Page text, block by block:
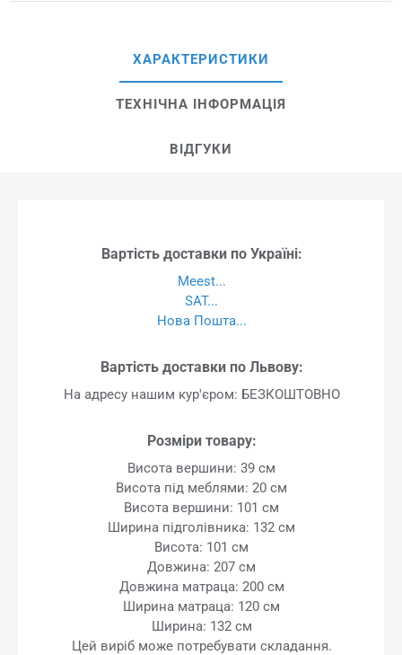
ХАРАКТЕРИСТИКИ
ТЕХНІЧНА ІНФОРМАЦІЯ
ВІДГУКИ
Вартість доставки по Україні:
Meest...
SAT...
Нова Пошта...
Вартість доставки по Львову:
На адресу нашим кур'єром: БЕЗКОШТОВНО
Розміри товару:
Висота вершини: 39 см
Висота під меблями: 20 см
Висота вершини: 101 см
Ширина підголівника: 132 см
Висота: 101 см
Довжина: 207 см
Довжина матраца: 200 см
Ширина матраца: 120 см
Ширина: 132 см
Цей виріб може потребувати складання.